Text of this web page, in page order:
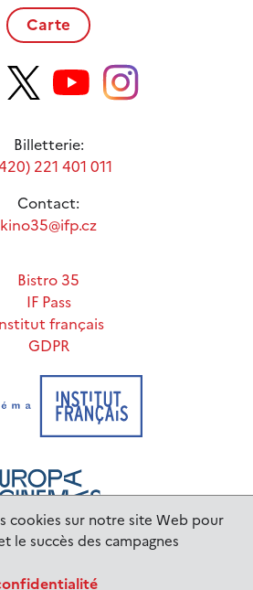
cookies sur notre site Web pour
le succès des campagnes
Carte
Billetterie:
221 401 011
Contact:
kino35@ifp.cz
Bistro 35
IF Pass
français
GDPR
de Prague |